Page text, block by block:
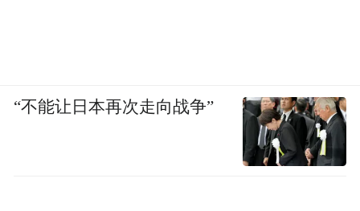
“不能让日本再次走向战争”